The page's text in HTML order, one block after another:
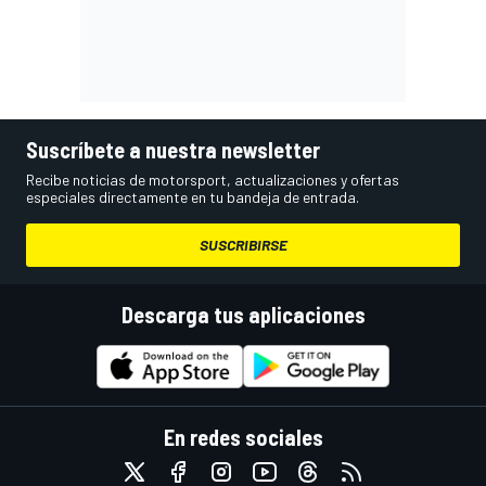
Suscríbete a nuestra newsletter
Recibe noticias de motorsport, actualizaciones y ofertas
especiales directamente en tu bandeja de entrada.
SUSCRIBIRSE
Descarga tus aplicaciones
En redes sociales